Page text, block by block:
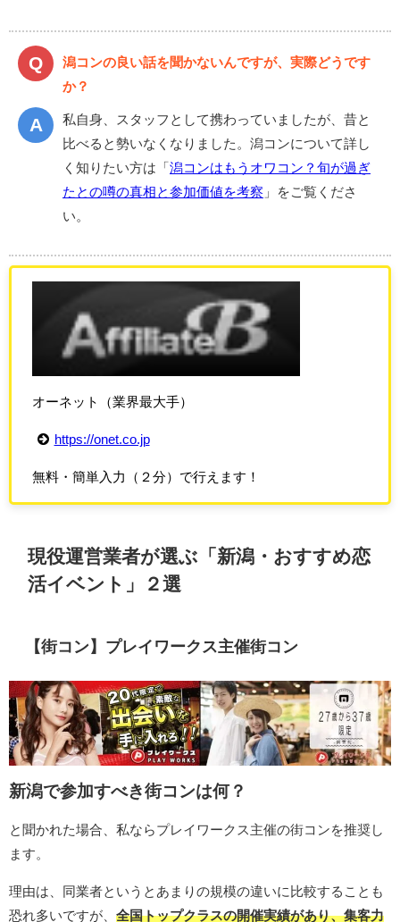
潟コンの良い話を聞かないんですが、実際どうです
か？
私自身、スタッフとして携わっていましたが、昔と
比べると勢いなくなりました。潟コンについて詳し
く知りたい方は「 潟コンはもうオワコン？旬が過ぎ
たとの噂の真相と参加価値を考察 」をご覧くださ
い。
オーネット（業界最大手）
https://onet.co.jp
無料・簡単入力（２分）で行えます！
現役運営業者が選ぶ「新潟・おすすめ恋
活イベント」２選
【街コン】プレイワークス主催街コン
新潟で参加すべき街コンは何？
と聞かれた場合、私ならプレイワークス主催の街コンを推奨し
ます。
理由は、同業者というとあまりの規模の違いに比較することも
恐れ多いですが、 全国トップクラスの開催実績があり、集客力